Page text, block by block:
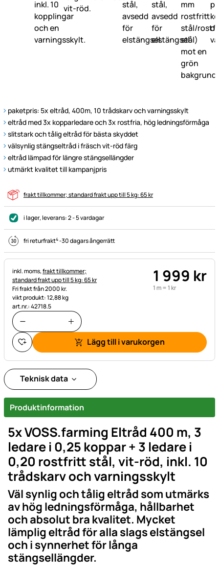
paketpris: 5x eltråd, 400m, 10 trådskarv och varningsskylt
eltråd med 3x kopparledare och 3x rostfria, hög ledningsförmåga
slitstark och tålig eltråd för bästa skyddet
välsynlig stängseltråd i fräsch vit-röd färg
eltråd lämpad för längre stängsellängder
utmärkt kvalitet till kampanjpris
frakt tillkommer; standard frakt upp till 5 kg: 65 kr
i lager, leverans:2 - 5 vardagar
fri returfrakt4-30 dagars ångerrätt
Skatteinformation:
inkl. moms,frakt tillkommer;
standard frakt upp till 5 kg: 65 kr
Fri frakt från 2000 kr.
vikt produkt: 12,88 kg
art.nr.: 42718.5
1 999 kr
1 m =1kr
Lägg till i varukorgen
Teknisk data
Produktinformation
5x VOSS.farming Eltråd 400 m, 3
ledare i 0,25 koppar + 3 ledare i
0,20 rostfritt stål, vit-röd, inkl. 10
trådskarv och varningsskylt
Väl synlig och tålig eltråd som utmärks
av hög ledningsförmåga, hållbarhet
och absolut bra kvalitet. Mycket
lämplig eltråd för alla slags elstängsel
och i synnerhet för långa
stängsellängder.